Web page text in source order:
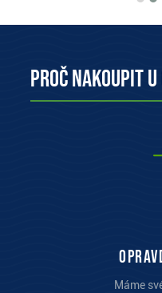
Proč nakoupit
Máme